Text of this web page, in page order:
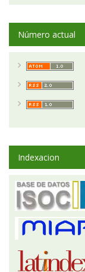
Número actual
Indexacion